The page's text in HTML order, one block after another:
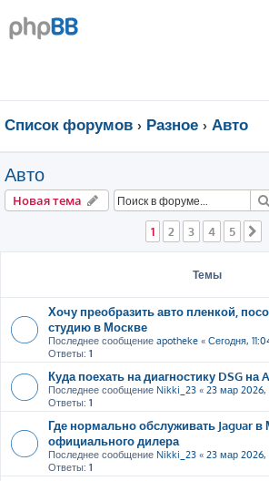
Список форумов Разное Авто
Авто
Новая тема
1 2 3 4 5
Темы
Хочу преобразить авто пленкой,
студию в Москве
Последнее сообщение apotheke « Сегодня,
Ответы: 1
Куда поехать на диагностику DSG на
Последнее сообщение Nikki_23 « 23 мар 2026,
Ответы: 1
Где нормально обслуживать Jaguar
официального дилера
Последнее сообщение Nikki_23 « 23 мар 2026,
Ответы: 1